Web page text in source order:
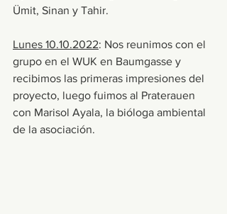
Ümit, Sinan y Tahir.
Lunes 10.10.2022: Nos reunimos con el
grupo en el WUK en Baumgasse y
recibimos las primeras impresiones del
proyecto, luego fuimos al Praterauen
con Marisol Ayala, la bióloga ambiental
de la asociación.